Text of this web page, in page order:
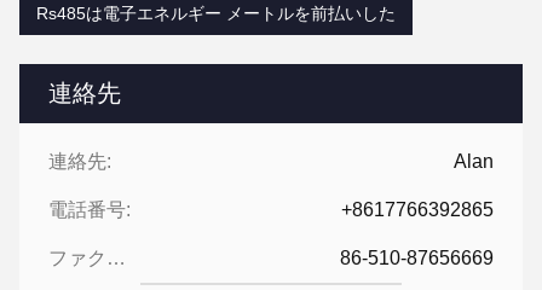
連絡先
連絡先: Alan
電話番号: +8617766392865
ファクシミリ: 86-510-87656669
Rs485は電子エネルギー メートルを前払いした